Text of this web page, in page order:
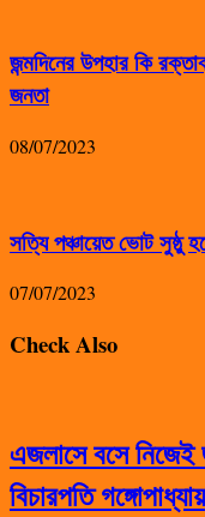
জন্মদিনের উপহার কি
জনতা
08/07/2023
সত্যি পঞ্চায়েত ভোট সুষ্ঠু
07/07/2023
Check Also
এজলাসে বসে নিজেই
বিচারপতি গঙ্গোপাধ্যায়